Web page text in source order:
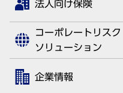
法人向け保険
コーポレートリスク
ソリューション
企業情報